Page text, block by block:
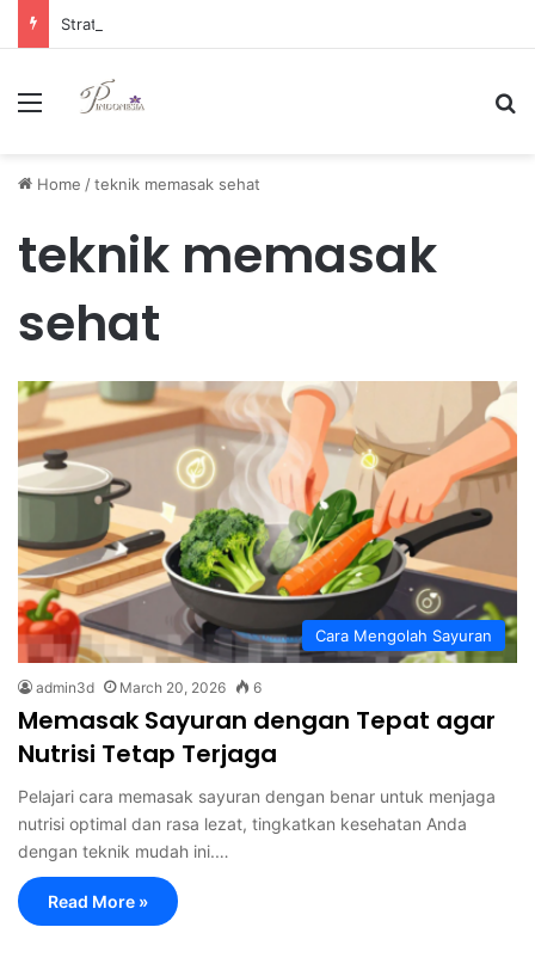
Menu
Home /teknik memasak sehat
teknik memasak
sehat
Cara Mengolah Sayuran
admin3d March 20, 2026 6
Memasak Sayuran dengan Tepat agar
Nutrisi Tetap Terjaga
Pelajari cara memasak sayuran dengan benar untuk menjaga
nutrisi optimal dan rasa lezat, tingkatkan kesehatan Anda
dengan teknik mudah ini.…
Read More »